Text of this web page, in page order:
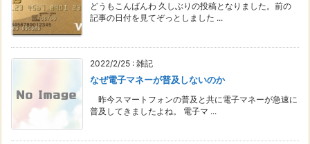
どうもこんばんわ 久しぶりの投稿となりました。前の
記事の日付を見てぞっとしました ...
2022/2/25 : 雑記
なぜ電子マネーが普及しないのか
昨今スマートフォンの普及と共に電子マネーが急速に
普及してきましたよね。 電子マ ...